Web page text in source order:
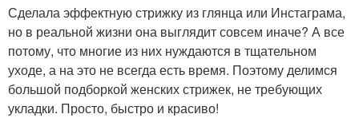
Сделала эффектную стрижку из глянца или Инстаграма,
но в реальной жизни она выглядит совсем иначе? А все
потому, что многие из них нуждаются в тщательном
уходе, а на это не всегда есть время. Поэтому делимся
большой подборкой женских стрижек, не требующих
укладки. Просто, быстро и красиво!